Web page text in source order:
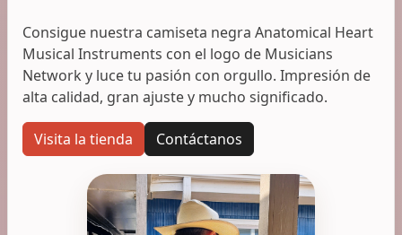
Consigue nuestra camiseta negra Anatomical Heart
Musical Instruments con el logo de Musicians
Network y luce tu pasión con orgullo. Impresión de
alta calidad, gran ajuste y mucho significado.
Visita la tienda Contáctanos